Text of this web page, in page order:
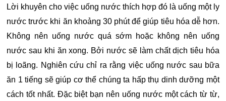
Lời khuyên cho việc uống nước thích hợp đó là uống một ly
nước trước khi ăn khoảng 30 phút để giúp tiêu hóa dễ hơn.
Không nên uống nước quá sớm hoặc không nên uống
nước sau khi ăn xong. Bởi nước sẽ làm chất dịch tiêu hóa
bị loãng. Nghiên cứu chỉ ra rằng việc uống nước sau bữa
ăn 1 tiếng sẽ giúp cơ thể chúng ta hấp thụ dinh dưỡng một
cách tốt nhất. Đặc biệt bạn nên uống nước một cách từ từ,